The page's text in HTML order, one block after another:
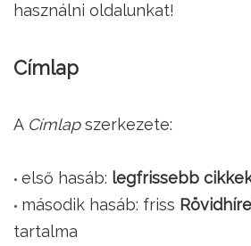
használni oldalunkat!
Címlap
A Címlapszerkezete:
első hasáb: legfrissebb
második hasáb: friss
tartalma